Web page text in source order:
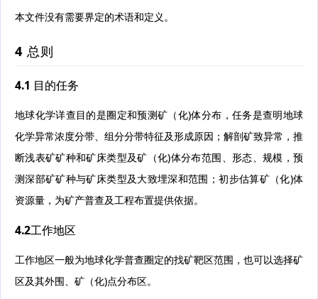
本文件没有需要界定的术语和定义。
4 总则
4.1 目的任务
地球化学详查目的是圈定和预测矿（化)体分布，任务是查明地球
化学异常浓度分带、组分分带特征及形成原因；解剖矿致异常，推
断浅表矿矿种和矿床类型及矿（化)体分布范围、形态、规模，预
测深部矿矿种与矿床类型及大致埋深和范围；初步估算矿（化)体
资源量，为矿产普查及工程布置提供依据。
4.2工作地区
工作地区一般为地球化学普查圈定的找矿靶区范围，也可以选择矿
区及其外围、矿（化)点分布区。